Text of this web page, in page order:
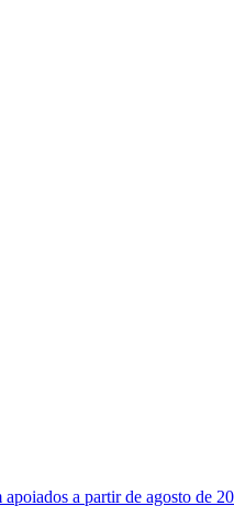
apoiados a partir de agosto de